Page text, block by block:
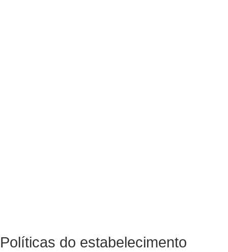
Políticas do estabelecimento